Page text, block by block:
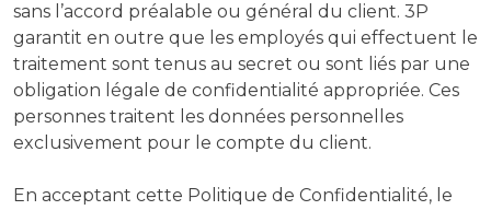
sans l’accord préalable ou général du client. 3P
garantit en outre que les employés qui effectuent le
traitement sont tenus au secret ou sont liés par une
obligation légale de confidentialité appropriée. Ces
personnes traitent les données personnelles
exclusivement pour le compte du client.
En acceptant cette Politique de Confidentialité, le